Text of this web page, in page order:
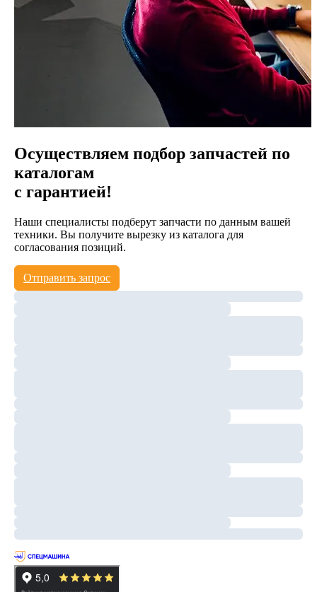
Осуществляем подбор запчастей по
каталогам
с гарантией!
Наши специалисты подберут запчасти по данным вашей
техники. Вы получите вырезку из каталога для
согласования позиций.
Отправить запрос